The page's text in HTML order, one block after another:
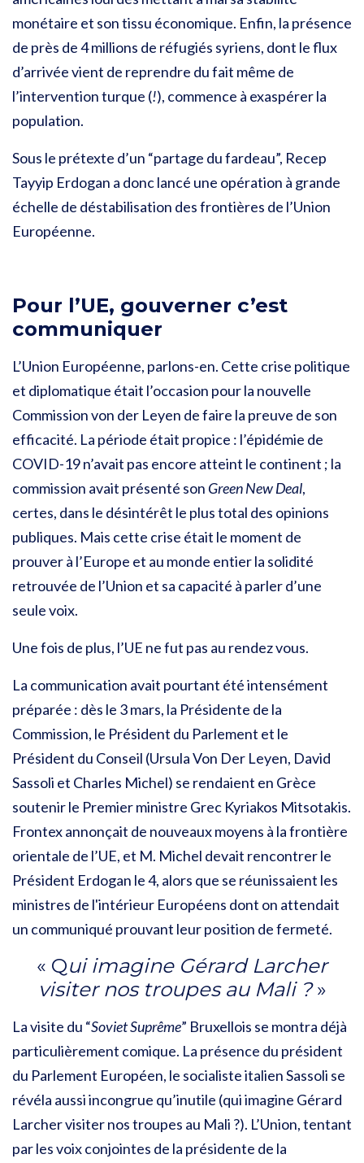
monétaire et son tissu économique. Enfin, la présence
de près de 4 millions de réfugiés syriens, dont le flux
d’arrivée vient de reprendre du fait même de
l’intervention turque (!), commence à exaspérer la
population.
Sous le prétexte d’un “partage du fardeau”, Recep
Tayyip Erdogan a donc lancé une opération à grande
échelle de déstabilisation des frontières de l’Union
Européenne.
Pour l’UE, gouverner c’est
communiquer
L’Union Européenne, parlons-en. Cette crise politique
et diplomatique était l’occasion pour la nouvelle
Commission von der Leyen de faire la preuve de son
efficacité. La période était propice : l’épidémie de
COVID-19 n’avait pas encore atteint le continent ; la
commission avait présenté son Green New Deal,
certes, dans le désintérêt le plus total des opinions
publiques. Mais cette crise était le moment de
prouver à l’Europe et au monde entier la solidité
retrouvée de l’Union et sa capacité à parler d’une
seule voix.
Une fois de plus, l’UE ne fut pas au rendez vous.
La communication avait pourtant été intensément
préparée : dès le 3 mars, la Présidente de la
Commission, le Président du Parlement et le
Président du Conseil (Ursula Von Der Leyen, David
Sassoli et Charles Michel) se rendaient en Grèce
soutenir le Premier ministre Grec Kyriakos Mitsotakis.
Frontex annonçait de nouveaux moyens à la frontière
orientale de l’UE, et M. Michel devait rencontrer le
Président Erdogan le 4, alors que se réunissaient les
ministres de l'intérieur Européens dont on attendait
un communiqué prouvant leur position de fermeté.
« Qui imagine Gérard Larcher
visiter nos troupes au Mali ?»
La visite du “Soviet Suprême” Bruxellois se montra déjà
particulièrement comique. La présence du président
du Parlement Européen, le socialiste italien Sassoli se
révéla aussi incongrue qu’inutile (qui imagine Gérard
Larcher visiter nos troupes au Mali ?). L’Union, tentant
par les voix conjointes de la présidente de la